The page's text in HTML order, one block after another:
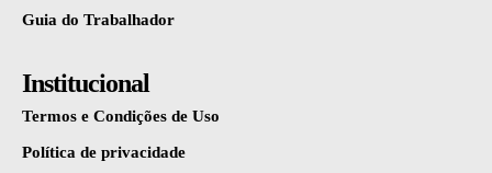
Guia do Trabalhador
Institucional
Termos e Condições de Uso
Política de privacidade